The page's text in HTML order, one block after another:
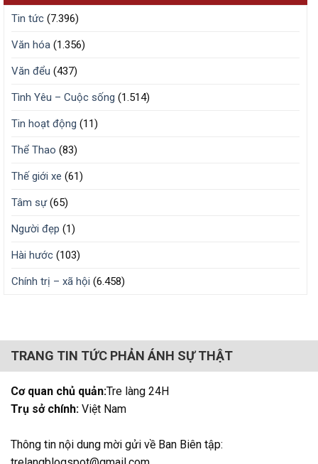
Tin tức (7.396)
Văn hóa (1.356)
Văn đểu (437)
Tình Yêu – Cuộc sống (1.514)
Tin hoạt động (11)
Thể Thao (83)
Thế giới xe (61)
Tâm sự(65)
Người đẹp (1)
Hài hước (103)
Chính trị – xã hội (6.458)
TRANG TIN TỨC PHẢN ÁNH SỰ THẬT
Cơ quan chủ quản:Tre làng 24H
Trụ sở chính: Việt Nam
Thông tin nội dung mời gửi về Ban Biên tập: